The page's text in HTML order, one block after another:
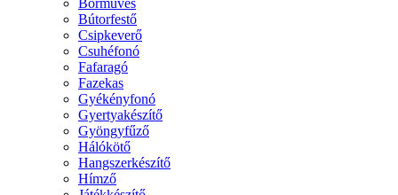
Bőrműves
Bútorfestő
Csipkeverő
Csuhéfonó
Fafaragó
Fazekas
Gyékényfonó
Gyertyakészítő
Gyöngyfűző
Hálókötő
Hangszerkészítő
Hímző